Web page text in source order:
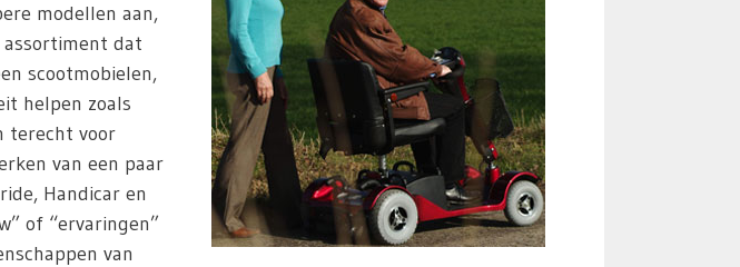
modellen aan,
dat
scootmobielen,
helpen zoals
terecht voor
van een paar
Handicar en
of “ervaringen”
van